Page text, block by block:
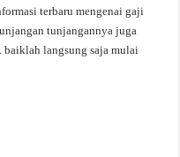
terbaru mengenai gaji
tunjangannya juga
baiklah langsung saja mulai